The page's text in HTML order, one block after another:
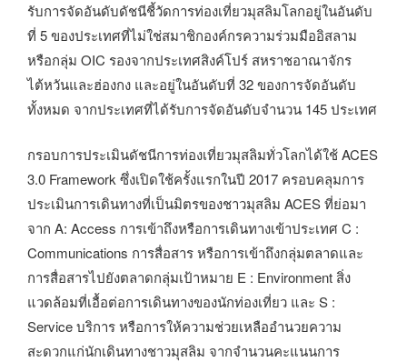
รับการจัดอันดับดัชนีชี้วัดการท่องเที่ยวมุสลิมโลกอยู่ในอันดับ
ที่ 5 ของประเทศที่ไม่ใช่สมาชิกองค์กรความร่วมมืออิสลาม
หรือกลุ่ม OIC รองจากประเทศสิงค์โปร์ สหราชอาณาจักร
ไต้หวันและฮ่องกง และอยู่ในอันดับที่ 32 ของการจัดอันดับ
ทั้งหมด จากประเทศที่ได้รับการจัดอันดับจำนวน 145 ประเทศ
กรอบการประเมินดัชนีการท่องเที่ยวมุสลิมทั่วโลกได้ใช้ ACES
3.0 Framework ซึ่งเปิดใช้ครั้งแรกในปี 2017 ครอบคลุมการ
ประเมินการเดินทางที่เป็นมิตรของชาวมุสลิม ACES ที่ย่อมา
จาก A: Access การเข้าถึงหรือการเดินทางเข้าประเทศ C :
Communications การสื่อสาร หรือการเข้าถึงกลุ่มตลาดและ
การสื่อสารไปยังตลาดกลุ่มเป้าหมาย E : Environment สิ่ง
แวดล้อมที่เอื้อต่อการเดินทางของนักท่องเที่ยว และ S :
Service บริการ หรือการให้ความช่วยเหลืออำนวยความ
สะดวกแก่นักเดินทางชาวมุสลิม จากจำนวนคะแนนการ